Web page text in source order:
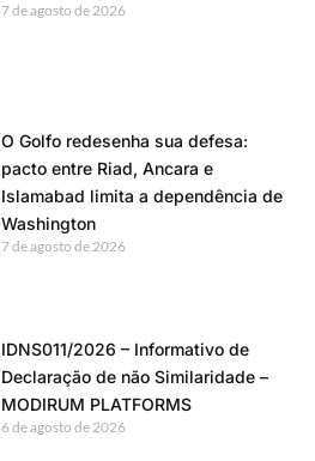
7 de agosto de 2026
O Golfo redesenha sua defesa:
pacto entre Riad, Ancara e
Islamabad limita a dependência de
Washington
7 de agosto de 2026
IDNS011/2026 – Informativo de
Declaração de não Similaridade –
MODIRUM PLATFORMS
6 de agosto de 2026